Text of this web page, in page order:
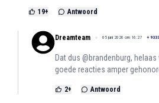
19+ Antwoord
Dreamteam 05 juni 2026 om 16:27 +
Dat dus @brandenburg,
goede reacties amper
2+ Antwoord